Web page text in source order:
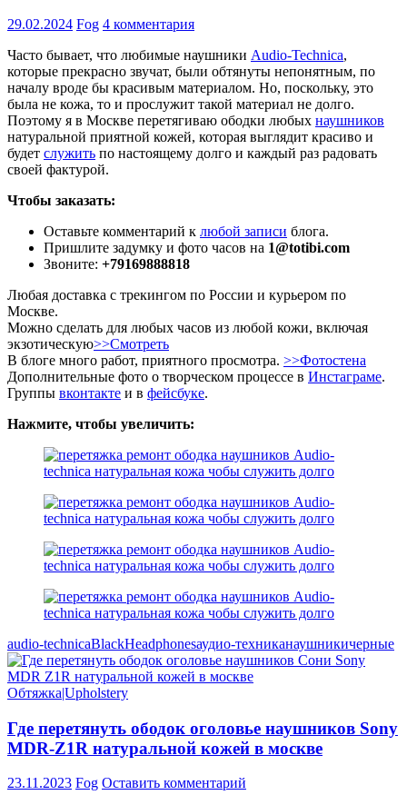
29.02.2024 Fog 4 комментария
Часто бывает, что любимые наушники Audio-Technica,
которые прекрасно звучат, были обтянуты непонятным, по
началу вроде бы красивым материалом. Но, поскольку, это
была не кожа, то и прослужит такой материал не долго.
Поэтому я в Москве перетягиваю ободки любых наушников
натуральной приятной кожей, которая выглядит красиво и
будет служить по настоящему долго и каждый раз радовать
своей фактурой.
Чтобы заказать:
Оставьте комментарий к любой записи блога.
Пришлите задумку и фото часов на 1@totibi.com
Звоните: +79169888818
Любая доставка с трекингом по России и курьером по
Москве.
Можно сделать для любых часов из любой кожи, включая
экзотическую>>Смотреть
В блоге много работ, приятного просмотра. >>Фотостена
Дополнительные фото о творческом процессе в Инстаграме.
Группы вконтакте и в фейсбуке.
Нажмите, чтобы увеличить:
audio-technicaBlackHeadphonesаудио-техниканаушникичерные
Обтяжка|Upholstery
Где перетянуть ободок оголовье наушников Sony
MDR-Z1R натуральной кожей в москве
23.11.2023 Fog Оставить комментарий